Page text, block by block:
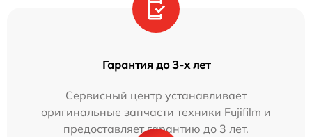
Гарантия до 3-х лет
Сервисный центр устанавливает
оригинальные запчасти техники Fujifilm и
предоставляет гарантию до 3 лет.